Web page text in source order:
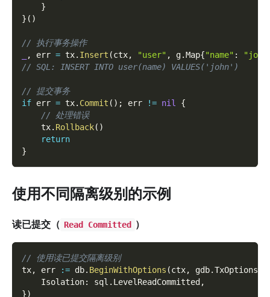
}
} ( )
// 执行事务操作
, err = tx. Insert (ctx, "user" , g.Map{"name" :
// SQL: INSERT INTO user(name) VALUES('john')
// 提交事务
if err = tx. Commit ( ) ; err != nil
{
// 处理错误
    tx
. Rollback( )
return
}
使用不同隔离级别的示例
读已提交（ Read Committed ）
// 使用读已提交隔离级别
tx, err := db. BeginWithOptions (ctx, gdb.TxOptions
    Isolation
: sql . LevelReadCommitted ,
})